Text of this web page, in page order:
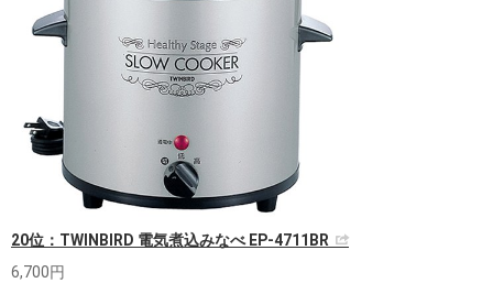
20位：TWINBIRD 電気煮込みなべ EP-4711BR
6,700円